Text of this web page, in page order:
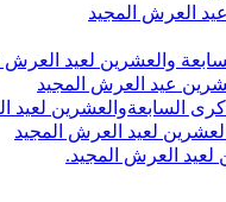
والعشرين لعيد العرش
عيد العرش المجيد
السابعةوالعشرين لعيد
لعيد العرش المجيد
لعيد العرش المجيد.